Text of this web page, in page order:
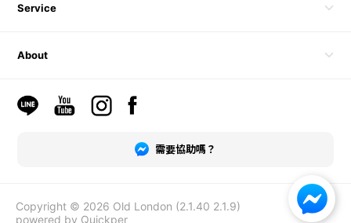
Service
About
需要協助嗎？
Copyright © 2026 Old London (2.1.40 2.1.9)
powered by Quickper